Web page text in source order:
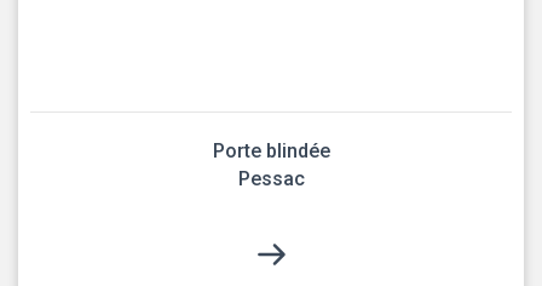
Porte blindée
Pessac